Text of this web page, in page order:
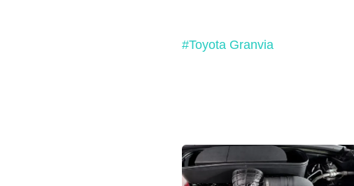
#Toyota Granvia